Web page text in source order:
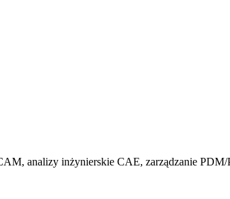
analizy inżynierskie CAE, zarządzanie